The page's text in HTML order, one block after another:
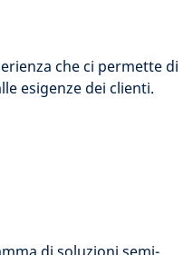
che ci permette di
esigenze dei clienti.